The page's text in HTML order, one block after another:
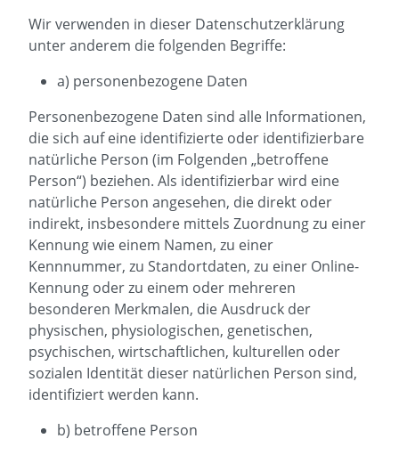
Wir verwenden in dieser Datenschutzerklärung
unter anderem die folgenden Begriffe:
a) personenbezogene Daten
Personenbezogene Daten sind alle Informationen,
die sich auf eine identifizierte oder identifizierbare
natürliche Person (im Folgenden „betroffene
Person“) beziehen. Als identifizierbar wird eine
natürliche Person angesehen, die direkt oder
indirekt, insbesondere mittels Zuordnung zu einer
Kennung wie einem Namen, zu einer
Kennnummer, zu Standortdaten, zu einer Online-
Kennung oder zu einem oder mehreren
besonderen Merkmalen, die Ausdruck der
physischen, physiologischen, genetischen,
psychischen, wirtschaftlichen, kulturellen oder
sozialen Identität dieser natürlichen Person sind,
identifiziert werden kann.
b) betroffene Person